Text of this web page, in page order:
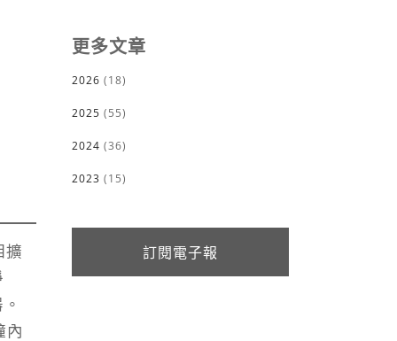
擴
內
更多文章
2026 (18)
2025 (55)
2024 (36)
2023 (15)
訂閱電子報